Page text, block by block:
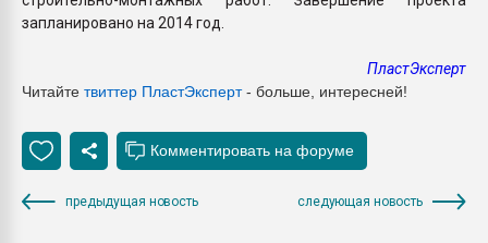
запланировано на 2014 год.
ПластЭксперт
Читайте твиттер ПластЭксперт- больше, интересней!
предыдущая новость следующая новость